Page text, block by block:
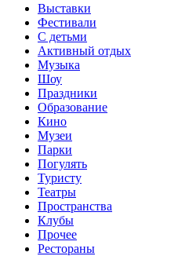
Выставки
Фестивали
С детьми
Активный отдых
Музыка
Шоу
Праздники
Образование
Кино
Музеи
Парки
Погулять
Туристу
Театры
Пространства
Клубы
Прочее
Рестораны